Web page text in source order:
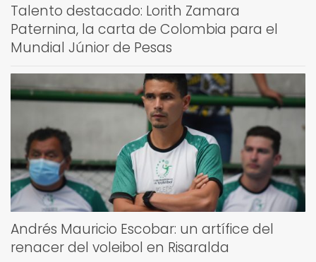
Talento destacado: Lorith Zamara
Paternina, la carta de Colombia para el
Mundial Júnior de Pesas
Andrés Mauricio Escobar: un artífice del
renacer del voleibol en Risaralda